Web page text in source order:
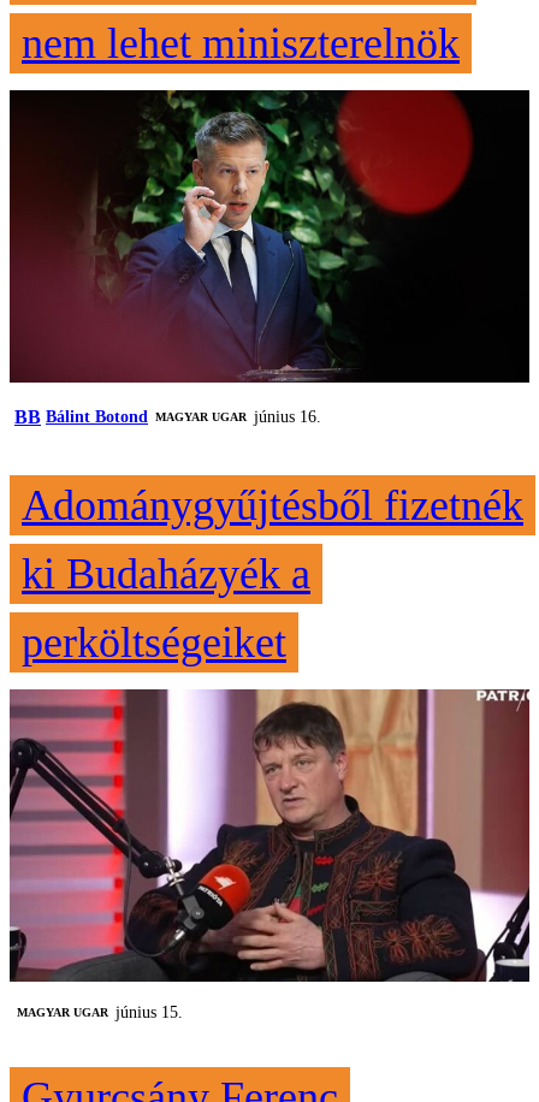
nem lehet miniszterelnök
BB Bálint Botond MAGYAR UGAR június 16.
Adománygyűjtésből fizetnék
ki Budaházyék a
perköltségeiket
MAGYAR UGAR június 15.